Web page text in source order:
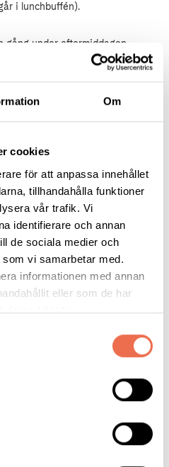
Om
cookies
för att anpassa innehållet
tillhandahålla funktioner
vår trafik. Vi
identifierare och annan
de sociala medier och
vi samarbetar med.
informationen med annan
eller som de har
deras tjänster.
i lunchbuffén).
gång under eftermiddagen.
50 24eller till
och betalningsdag är
kr ej medlem/assistent.
7459 eller till Neuro Halmstads